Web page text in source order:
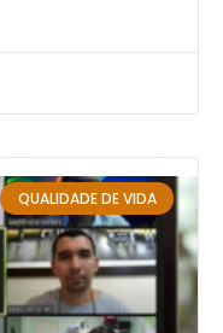
QUALIDADE DE VIDA